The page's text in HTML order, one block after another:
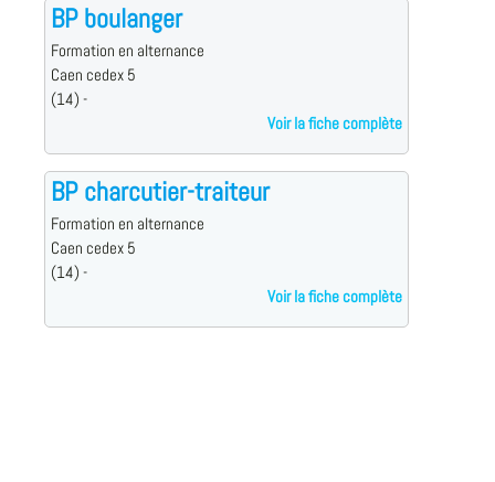
BP boulanger
Formation en alternance
Caen cedex 5
(14) -
Voir la fiche complète
BP charcutier-traiteur
Formation en alternance
Caen cedex 5
(14) -
Voir la fiche complète